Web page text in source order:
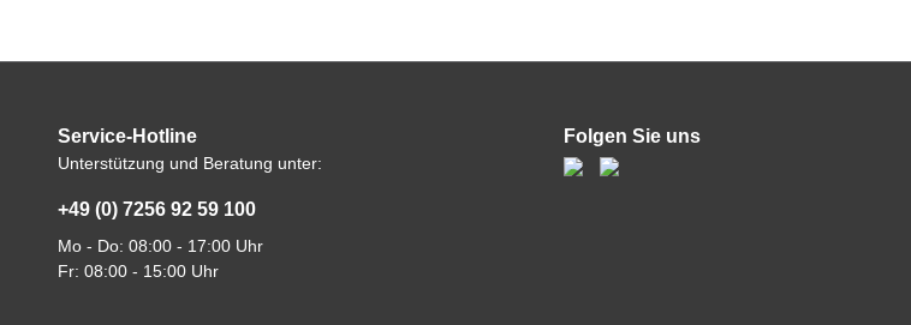
Service-Hotline
Unterstützung und Beratung unter:
+49 (0) 7256 92 59 100
Mo - Do: 08:00 - 17:00 Uhr
Fr: 08:00 - 15:00 Uhr
Folgen Sie uns